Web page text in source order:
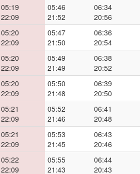
05:19
22:09
05:46
21:52
06:34
20:56
05:20
22:09
05:47
21:50
06:36
20:54
05:20
22:09
05:49
21:49
06:38
20:52
05:20
22:09
05:50
21:48
06:39
20:50
05:21
22:09
05:52
21:46
06:41
20:48
05:21
22:09
05:53
21:45
06:43
20:46
05:22
22:09
05:55
21:43
06:44
20:43